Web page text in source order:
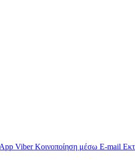
Viber Κοινοποίηση μέσω E-mail